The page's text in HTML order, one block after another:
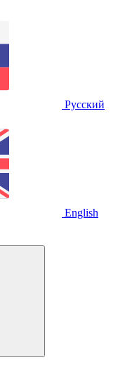
Русский
English